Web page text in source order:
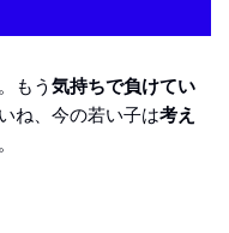
もう 気持ちで負けてい
ね、今の若い子は考え